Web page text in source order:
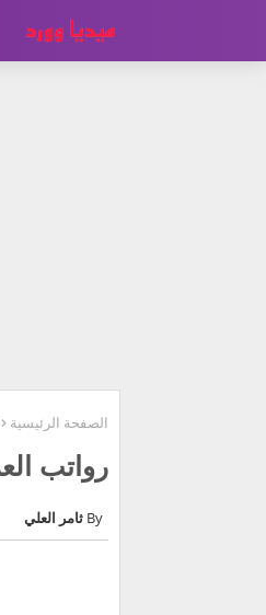
الصفحة الرئيسية
رواتب العمل المرن 2026:
ثامر العلي